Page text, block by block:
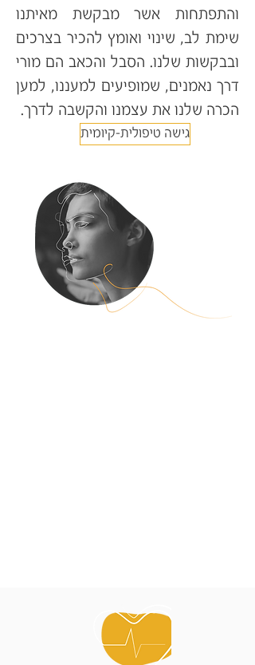
והתפתחות אשר מבקשת מאיתנו
שימת לב, שינוי ואומץ להכיר בצרכים
ובבקשות שלנו. הסבל והכאב הם מורי
דרך נאמנים, שמופיעים למעננו, למען
הכרה שלנו את עצמנו והקשבה לדרך.
גישה טיפולית-קיומית